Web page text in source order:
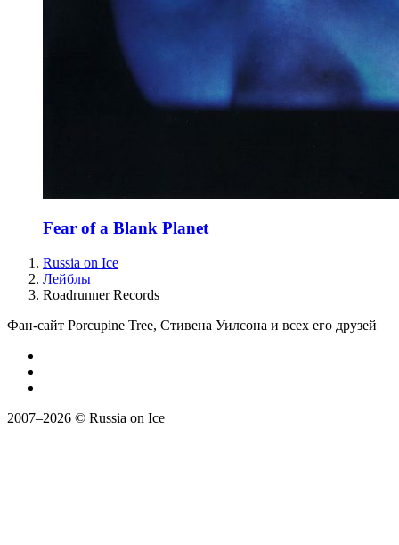
Fear of a Blank Planet
Russia on Ice
Лейблы
Roadrunner Records
Фан-сайт Porcupine Tree, Стивена Уилсона и всех его друзей
2007–2026 © Russia on Ice